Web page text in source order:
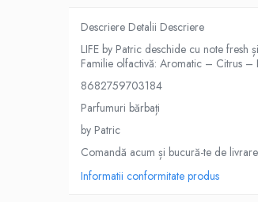
Descriere Detalii Descriere
LIFE by Patric deschide cu note
Familie olfactivă: Aromatic – Citrus –
8682759703184
Parfumuri bărbați
by Patric
Comandă acum și bucură-te de
Informatii conformitate produs